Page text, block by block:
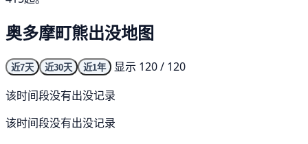
奥多摩町熊出没地图
近7天 近30天 近1年
显示 120 / 120
该时间段没有出没记录
该时间段没有出没记录